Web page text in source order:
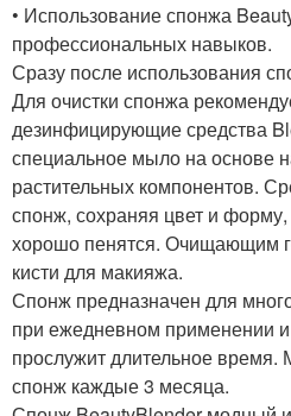
• Использование спонжа
профессиональных навыков.
Сразу после использования
Для очистки спонжа
дезинфицирующие средства
специальное мыло на основе
растительных компонентов.
спонж, сохраняя цвет и
хорошо пенятся. Очищающим
кисти для макияжа.
Спонж предназначен для
при ежедневном применении
прослужит длительное
спонж каждые 3 месяца.